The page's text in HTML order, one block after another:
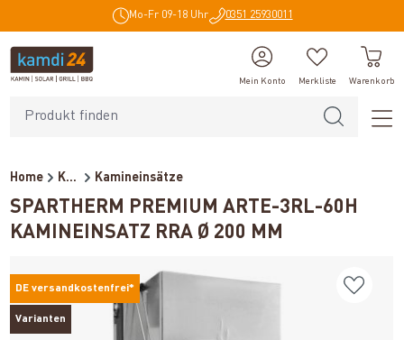
Mo-Fr 09-18 Uhr 0351 25930011
Mein Konto Merkliste Warenkorb
Home Kaminöfen Kamineinsätze
SPARTHERM PREMIUM ARTE-3RL-60H
KAMINEINSATZ RRA Ø 200 MM
DE versandkostenfrei*
Varianten